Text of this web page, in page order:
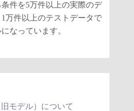
件を5万件以上の実際のデ
万件以上のテストデータで
なっています。
モデル）について